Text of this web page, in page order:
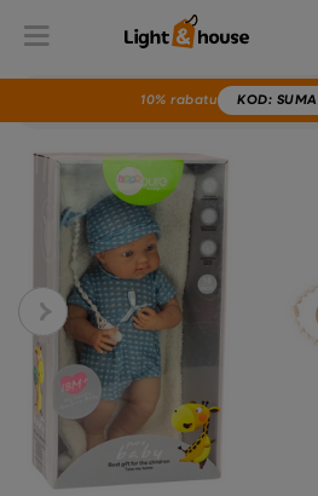
10% rabatu KOD: SUMA